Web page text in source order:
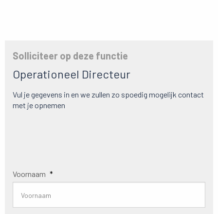
Solliciteer op deze functie
Operationeel Directeur
Vul je gegevens in en we zullen zo spoedig mogelijk contact
met je opnemen
Voornaam *